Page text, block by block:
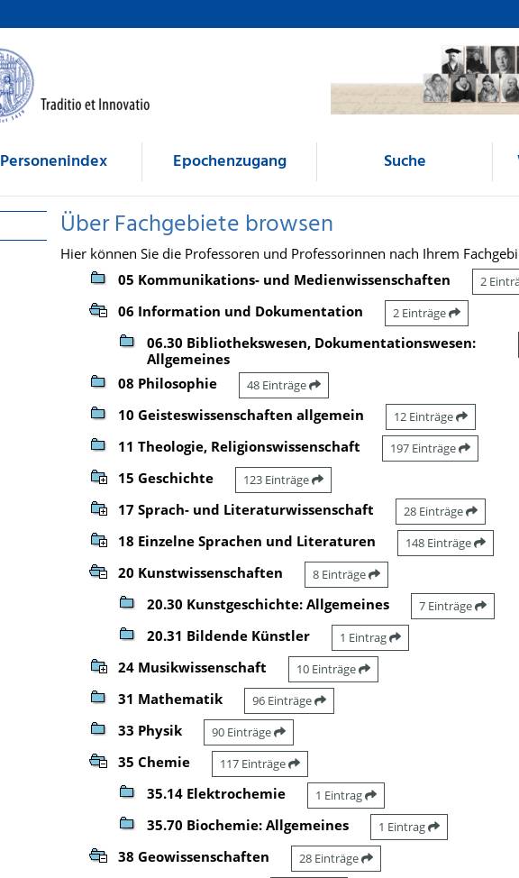
Personenindex Epochenzugang Suche
Über Fachgebiete browsen
Hier können Sie die Professoren und Professorinnen nach Ihrem
05 Kommunikations- und Medienwissenschaften
2
06 Information und Dokumentation 2 Einträge
06.30 Bibliothekswesen, Dokumentationswesen:
Allgemeines
08 Philosophie 48 Einträge
10 Geisteswissenschaften allgemein 12 Einträge
11 Theologie, Religionswissenschaft 197 Einträge
15 Geschichte 123 Einträge
17 Sprach- und Literaturwissenschaft 28 Einträge
18 Einzelne Sprachen und Literaturen 148 Einträge
20 Kunstwissenschaften 8 Einträge
20.30 Kunstgeschichte: Allgemeines 7 Einträge
20.31 Bildende Künstler 1 Eintrag
24 Musikwissenschaft 10 Einträge
31 Mathematik 96 Einträge
33 Physik 90 Einträge
35 Chemie 117 Einträge
35.14 Elektrochemie 1 Eintrag
35.70 Biochemie: Allgemeines 1 Eintrag
38 Geowissenschaften 28 Einträge